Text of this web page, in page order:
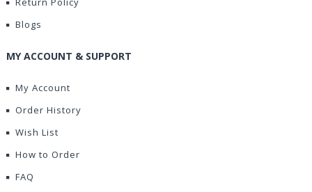
Blogs
MY ACCOUNT & SUPPORT
My Account
Order History
Wish List
How to Order
FAQ